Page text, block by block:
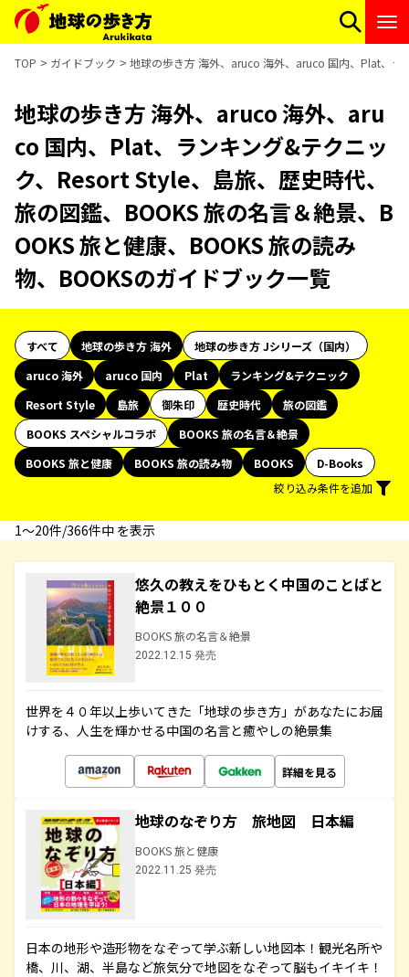
TOP ガイドブック 地球の歩き方 海外、aruco 海外、aruco 国内、Plat、ラ
地球の歩き方 海外、aruco 海外、aru
co 国内、Plat、ランキング&テクニッ
ク、Resort Style、島旅、歴史時代、
旅の図鑑、BOOKS 旅の名言＆絶景、B
OOKS 旅と健康、BOOKS 旅の読み
物、BOOKSのガイドブック一覧
すべて 地球の歩き方 海外
地球の歩き方 Jシリーズ（国内）
aruco 海外
aruco 国内 Plat
ランキング&テクニック
Resort Style
島旅 御朱印 歴史時代
旅の図鑑
BOOKS スペシャルコラボ
BOOKS 旅の名言＆絶景
BOOKS 旅と健康
BOOKS 旅の読み物 BOOKS
D-Books
絞り込み条件を追加
1〜20件/366件中 を表示
悠久の教えをひもとく中国のことばと
絶景１００
BOOKS 旅の名言＆絶景
2022.12.15 発売
世界を４０年以上歩いてきた「地球の歩き方」があなたにお届
けする、人生を輝かせる中国の名言と癒やしの絶景集
詳細を見る
地球のなぞり方 旅地図 日本編
BOOKS 旅と健康
2022.11.25 発売
日本の地形や造形物をなぞって学ぶ新しい地図本！観光名所や
橋、川、湖、半島など旅気分で地図をなぞって脳もイキイキ！